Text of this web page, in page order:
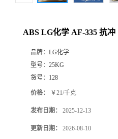
ABS LG化学 AF-335 抗
品牌： LG化学
型号： 25KG
货号： 128
价格： ￥21/千克
发布日期： 2025-12-13
更新日期： 2026-08-10